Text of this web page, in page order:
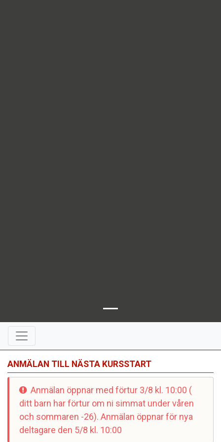
ANMÄLAN TILL NÄSTA KURSSTART
Anmälan öppnar med förtur 3/8 kl. 10:00 (
ditt barn har förtur om ni simmat under våren
och sommaren -26). Anmälan öppnar för nya
deltagare den 5/8 kl. 10:00